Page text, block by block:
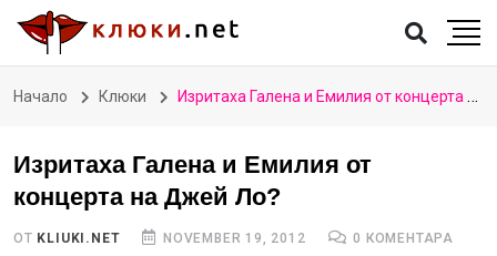
Начало Клюки Изритаха Галена и Емилия от концерта на Джей Ло?
Изритаха Галена и Емилия от
концерта на Джей Ло?
ОТ KLIUKI.NET NOVEMBER 19, 2012
0 КОМЕНТАРА